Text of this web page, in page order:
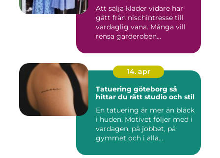
Att sälja kläder vidare har
gått från nischintresse till
vardaglig vana. Många vill
rensa garderoben...
14. apr
Tatuering göteborg så
hittar du rätt studio och stil
En tatuering är mer än bläck
i huden. Motivet följer med i
vardagen, på jobbet, på
gymmet och i alla...